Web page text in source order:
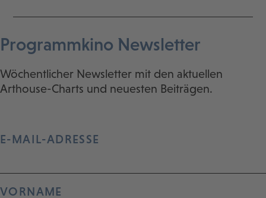
Programmkino Newsletter
Wöchentlicher Newsletter mit den aktuellen
Arthouse-Charts und neuesten Beiträgen.
E-MAIL-ADRESSE
VORNAME